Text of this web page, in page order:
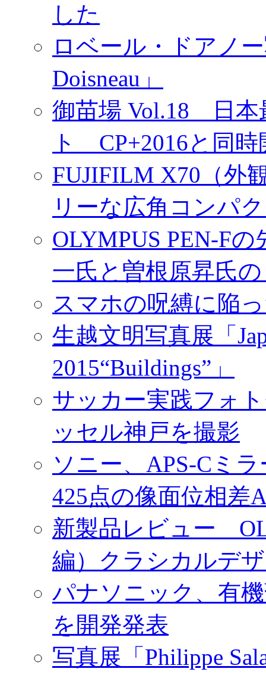
した
ロベール・ドアノ
Doisneau」
御苗場 Vol.18 日本
ト CP+2016と同時
FUJIFILM X70（外
リーな広角コンパ
OLYMPUS PEN-F
一氏と曽根原昇氏
スマホの呪縛に陥
生越文明写真展「
2015“Buildings”」
サッカー実践フォ
ッセル神戸を撮影
ソニー、APS-Cミ
425点の像面位相
新製品レビュー
編）クラシカルデ
パナソニック、有
を開発発表
写真展「Philippe